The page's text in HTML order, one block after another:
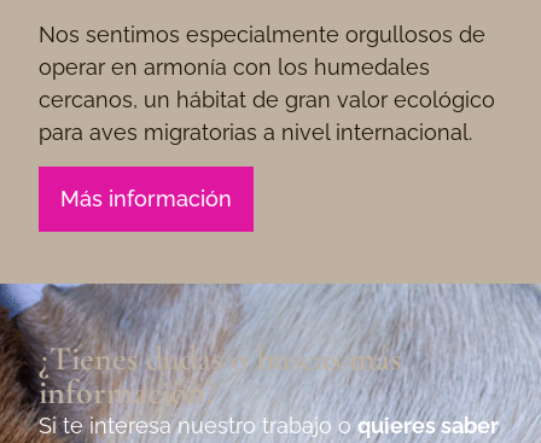
Nos sentimos especialmente orgullosos de
operar en armonía con los humedales
cercanos, un hábitat de gran valor ecológico
para aves migratorias a nivel internacional.
Más información
¿Tienes dudas o buscasmás
información?
Si te interesa nuestro trabajo oquieres saber